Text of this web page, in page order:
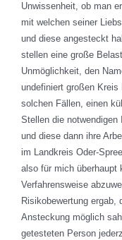
Unwissenheit, ob man
mit welchen seiner
und diese angesteckt
stellen eine große
Unmöglichkeit, den
undefiniert großen
solchen Fällen, einen
Stellen die
und diese dann ihre
im Landkreis Oder-
also für mich überhaupt
Verfahrensweise
Risikobewertung
Ansteckung möglich
getesteten Person